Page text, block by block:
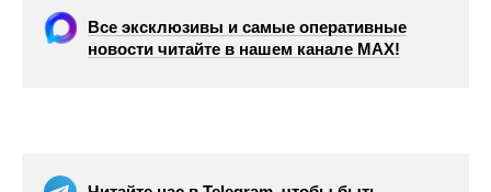
Все эксклюзивы и самые оперативные
новости читайте в нашем канале МАХ!